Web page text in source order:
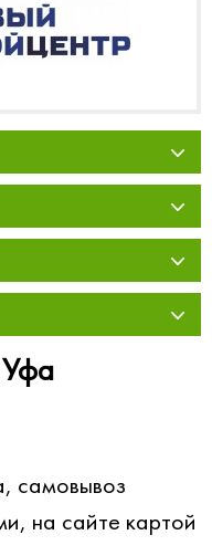
самовывоз
на сайте картой